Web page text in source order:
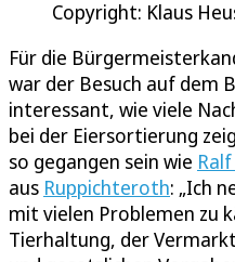
Copyright: Klaus
Für die
war der Besuch auf dem
interessant, wie viele
bei der Eiersortierung
so gegangen sein wie
aus Ruppichteroth: „Ich
mit vielen Problemen zu
Tierhaltung, der